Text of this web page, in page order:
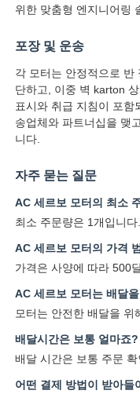
부드러운 시작 장
로봇 관절 모터
휴먼 머신 인터페이
위한 맞춤형 엔지니어링
포장 및 운송
각 모터는 안정적으로 반
단하고, 이중 벽 karton
표시와 취급 지침이 포함
송업체와 파트너십을 맺
니다.
자주 묻는 질문
AC 세르보 모터의 최소
최소 주문량은 1개입니다.
AC 세르보 모터의 가격
가격은 사양에 따라 500
AC 세르보 모터는 배달
모터는 안전한 배달을 위
배달시간은 보통 얼마죠?
배달 시간은 보통 주문
어떤 결제 방법이 받아들